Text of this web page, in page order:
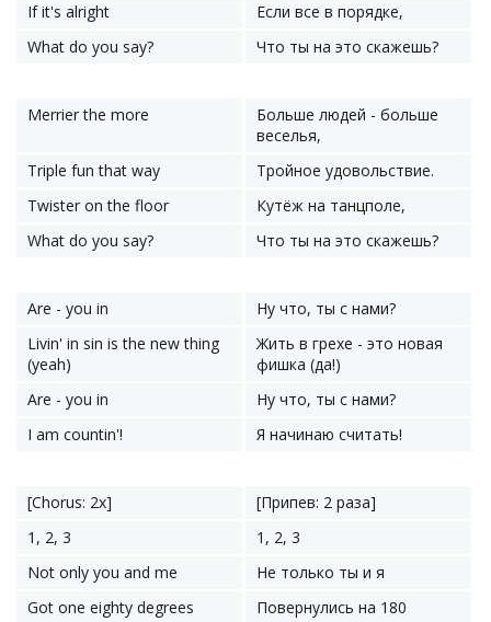
If it's alright
Если все в порядке,
What do you say?
Что ты на это скажешь?
Merrier the more
Больше людей - больше
веселья,
Triple fun that way
Тройное удовольствие.
Twister on the floor
Кутёж на танцполе,
What do you say?
Что ты на это скажешь?
Are - you in
Ну что, ты с нами?
Livin' in sin is the new thing
(yeah)
Жить в грехе - это новая
фишка (да!)
Are - you in
Ну что, ты с нами?
I am countin'!
Я начинаю считать!
[Chorus: 2x]
[Припев: 2 раза]
1, 2, 3
1, 2, 3
Not only you and me
Не только ты и я
Got one eighty degrees
Повернулись на 180